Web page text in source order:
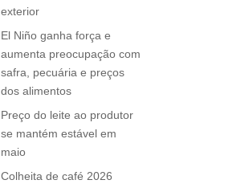
exterior
El Niño ganha força e
aumenta preocupação com
safra, pecuária e preços
dos alimentos
Preço do leite ao produtor
se mantém estável em
maio
Colheita de café 2026